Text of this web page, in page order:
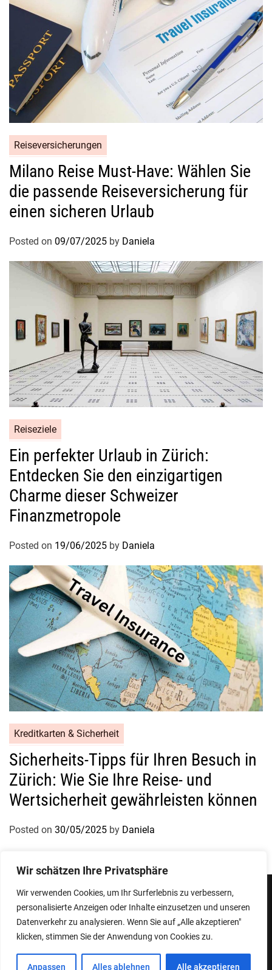
Wir schätzen Ihre Privatsphäre
Wir verwenden Cookies, um Ihr Surferlebnis zu verbessern,
personalisierte Anzeigen oder Inhalte einzusetzen und unseren
Datenverkehr zu analysieren. Wenn Sie auf „Alle akzeptieren"
klicken, stimmen Sie der Anwendung von Cookies zu.
Anpassen Alles ablehnen Alle akzeptieren
l
u
Reiseversicherungen
Milano Reise Must-Have: Wählen Sie
die passende Reiseversicherung für
einen sicheren Urlaub
Posted on 09/07/2025 by Daniela
Reiseziele
Ein perfekter Urlaub in Zürich:
Entdecken Sie den einzigartigen
Charme dieser Schweizer
Finanzmetropole
Posted on 19/06/2025 by Daniela
Kreditkarten & Sicherheit
Sicherheits-Tipps für Ihren Besuch in
Zürich: Wie Sie Ihre Reise- und
Wertsicherheit gewährleisten können
Posted on 30/05/2025 by Daniela
Designed & Developed by ThemeinWP Team
ImpressumDatenschutzerklärung